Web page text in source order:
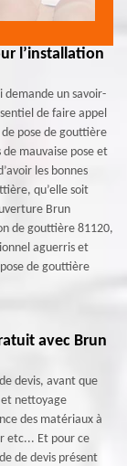
l’installation
demande un savoir-
de faire appel
de pose de gouttière
mauvaise pose et
les bonnes
qu’elle soit
Brun
de gouttière 81120,
aguerris et
de gouttière
avec Brun
devis, avant que
nettoyage
des matériaux à
etc... Et pour ce
de devis présent